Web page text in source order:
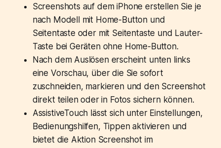
Screenshots auf dem iPhone erstellen Sie je
nach Modell mit Home-Button und
Seitentaste oder mit Seitentaste und Lauter-
Taste bei Geräten ohne Home-Button.
Nach dem Auslösen erscheint unten links
eine Vorschau, über die Sie sofort
zuschneiden, markieren und den Screenshot
direkt teilen oder in Fotos sichern können.
AssistiveTouch lässt sich unter Einstellungen,
Bedienungshilfen, Tippen aktivieren und
bietet die Aktion Screenshot im